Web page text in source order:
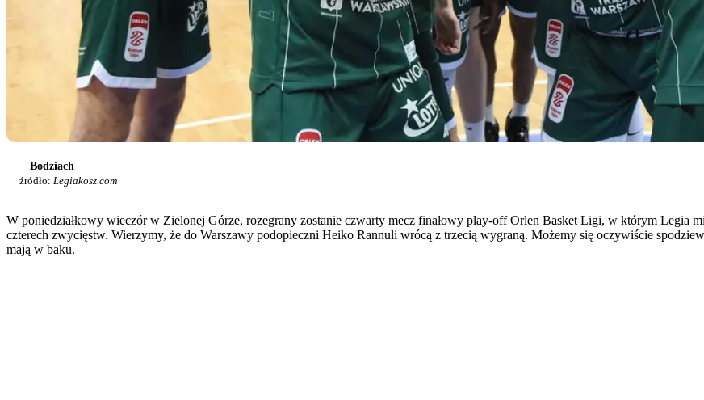
Bodziach
źródło: Legiakosz.com
W poniedziałkowy wieczór w Zielonej Górze, rozegrany zostanie czwarty mecz finałowy play-off Orlen Basket Ligi, w którym Legia
czterech zwycięstw. Wierzymy, że do Warszawy podopieczni Heiko Rannuli wrócą z trzecią wygraną. Możemy się oczywiście
mają w baku.